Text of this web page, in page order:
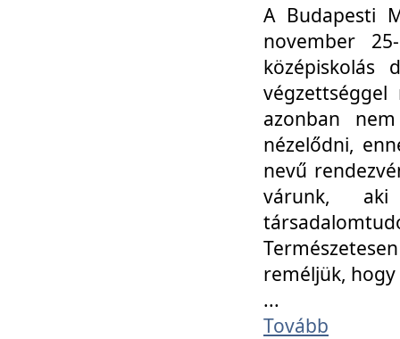
A Budapesti
november
középiskolás
azonban
nézelődni,
nevű
várunk, aki
reméljük,
...
Tovább